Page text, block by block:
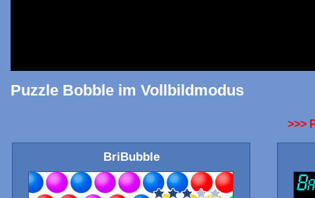
Puzzle Bobble im Vollbildmodus
>>>
BriBubble